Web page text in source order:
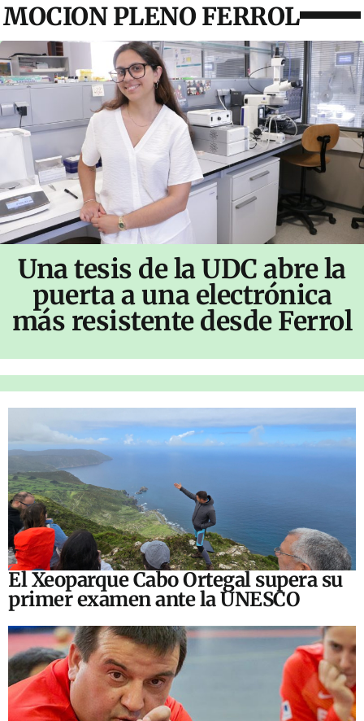
MOCION PLENO FERROL
Una tesis de la UDC abre la
puerta a una electrónica
más resistente desde Ferrol
El Xeoparque Cabo Ortegal supera su
primer examen ante la UNESCO